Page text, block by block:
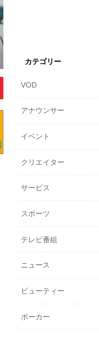
カテゴリー
VOD
アナウンサー
イベント
クリエイター
サービス
スポーツ
テレビ番組
ニュース
ビューティー
ポーカー